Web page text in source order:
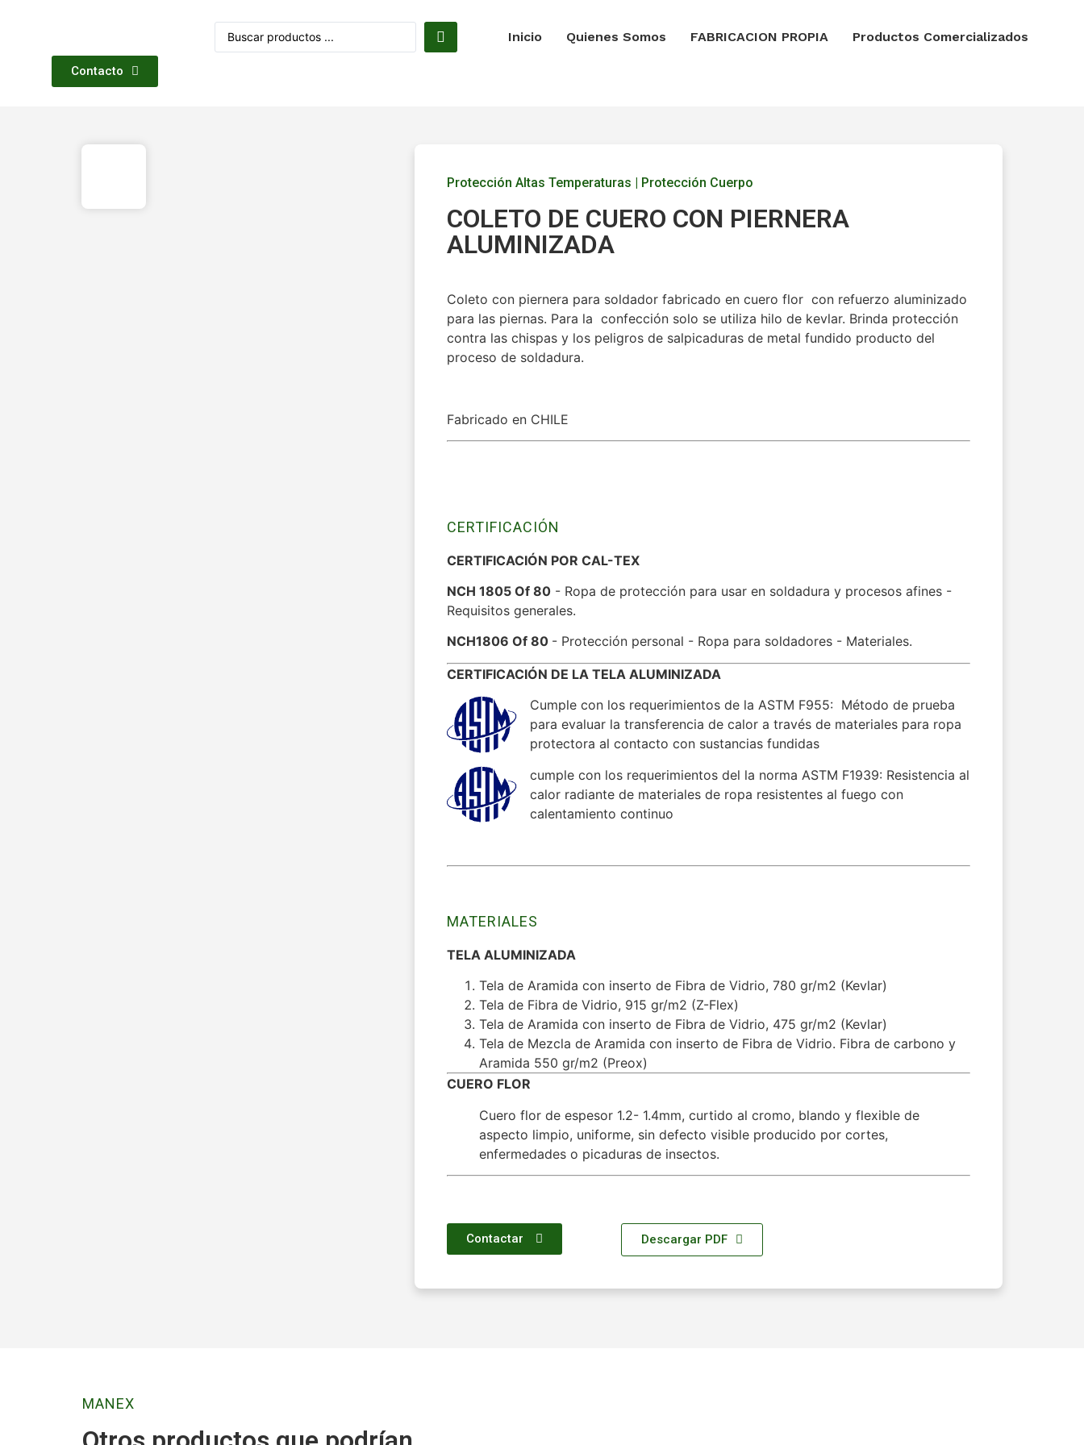
Inicio Quienes Somos FABRICACION PROPIA Productos Comercializados
Contacto
Protección Altas Temperaturas | Protección Cuerpo
COLETO DE CUERO CON PIERNERA
ALUMINIZADA
Coleto con piernera para soldador fabricado en cuero flor con refuerzo aluminizado
para las piernas. Para la confección solo se utiliza hilo de kevlar. Brinda protección
contra las chispas y los peligros de salpicaduras de metal fundido producto del
proceso de soldadura.
Fabricado en CHILE
CERTIFICACIÓN
CERTIFICACIÓN POR CAL-TEX
NCH 1805 Of 80 - Ropa de protección para usar en soldadura y procesos afines -
Requisitos generales.
NCH1806 Of 80 - Protección personal - Ropa para soldadores - Materiales.
CERTIFICACIÓN DE LA TELA ALUMINIZADA
Cumple con los requerimientos de la ASTM F955: Método de prueba
para evaluar la transferencia de calor a través de materiales para ropa
protectora al contacto con sustancias fundidas
cumple con los requerimientos del la norma ASTM F1939: Resistencia al
calor radiante de materiales de ropa resistentes al fuego con
calentamiento continuo
MATERIALES
TELA ALUMINIZADA
Tela de Aramida con inserto de Fibra de Vidrio, 780 gr/m2 (Kevlar)
Tela de Fibra de Vidrio, 915 gr/m2 (Z-Flex)
Tela de Aramida con inserto de Fibra de Vidrio, 475 gr/m2 (Kevlar)
Tela de Mezcla de Aramida con inserto de Fibra de Vidrio. Fibra de carbono y
Aramida 550 gr/m2 (Preox)
CUERO FLOR
Cuero flor de espesor 1.2- 1.4mm, curtido al cromo, blando y flexible de
aspecto limpio, uniforme, sin defecto visible producido por cortes,
enfermedades o picaduras de insectos.
Contactar Descargar PDF
MANEX